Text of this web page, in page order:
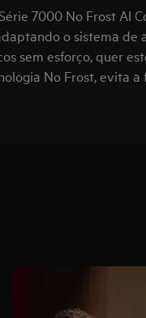
7000 No Frost AI
o sistema
sem esforço, quer
No Frost, evita a